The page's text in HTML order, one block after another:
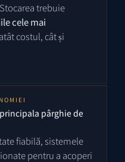
trebuie
cele mai
costul, cât și
pârghie de
fiabilă, sistemele
pentru a acoperi